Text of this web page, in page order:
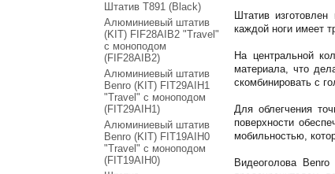
Штатив
каждой ноги имеет
На центральной
материала, что
скомбинировать с
Для облегчения
поверхности
мобильностью,
Видеоголова
Штатив T891 (Black)
Алюминиевый штатив
(KIT) FIF28AIB2 "Travel"
с моноподом
(FIF28AIB2)
Алюминиевый штатив
Benro (KIT) FIT29AIH1
"Travel" с моноподом
(FIT29AIH1)
Алюминиевый штатив
Benro (KIT) FIT19AIH0
"Travel" с моноподом
(FIT19AIH0)